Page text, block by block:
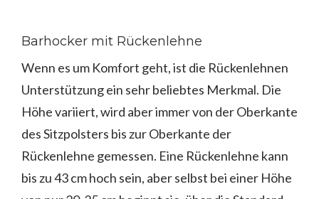
Barhocker mit Rückenlehne
Wenn es um Komfort geht, ist die Rückenlehnen
Unterstützung ein sehr beliebtes Merkmal. Die
Höhe variiert, wird aber immer von der Oberkante
des Sitzpolsters bis zur Oberkante der
Rückenlehne gemessen. Eine Rückenlehne kann
bis zu 43 cm hoch sein, aber selbst bei einer Höhe